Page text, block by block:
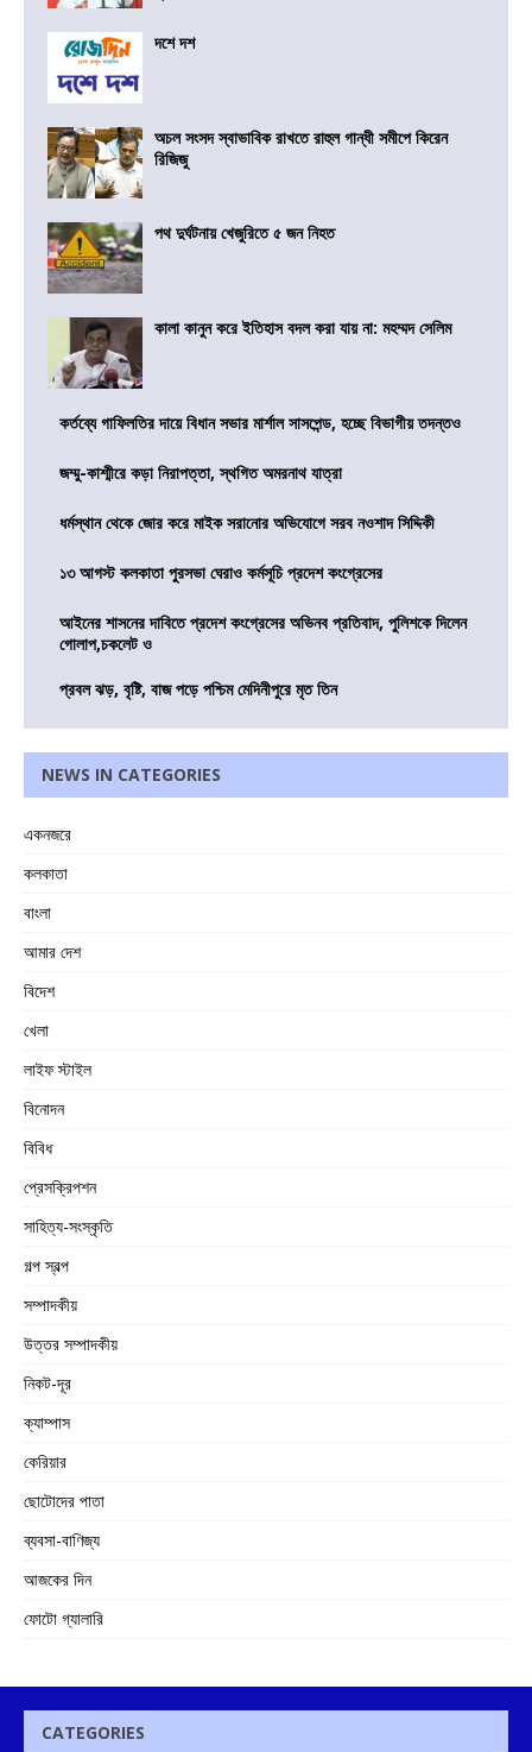
দশে দশ
অচল সংসদ স্বাভাবিক রাখতে রাহুল গান্ধী সমীপে কিরেন
রিজিজু
পথ দুর্ঘটনায় খেজুরিতে ৫ জন নিহত
কালা কানুন করে ইতিহাস বদল করা যায় না: মহম্মদ সেলিম
কর্তব্যে গাফিলতির দায়ে বিধান সভার মার্শাল সাসপেন্ড, হচ্ছে বিভাগীয় তদন্তও
জম্মু-কাশ্মীরে কড়া নিরাপত্তা, স্থগিত অমরনাথ যাত্রা
ধর্মস্থান থেকে জোর করে মাইক সরানোর অভিযোগে সরব নওশাদ সিদ্দিকী
১৩ আগস্ট কলকাতা পুরসভা ঘেরাও কর্মসূচি প্রদেশ কংগ্রেসের
আইনের শাসনের দাবিতে প্রদেশ কংগ্রেসের অভিনব প্রতিবাদ, পুলিশকে দিলেন
গোলাপ,চকলেট ও
প্রবল ঝড়, বৃষ্টি, বাজ পড়ে পশ্চিম মেদিনীপুরে মৃত তিন
NEWS IN CATEGORIES
একনজরে
কলকাতা
বাংলা
আমার দেশ
বিদেশ
খেলা
লাইফ স্টাইল
বিনোদন
বিবিধ
প্রেসক্রিপশন
সাহিত্য-সংস্কৃতি
গল্প স্বল্প
সম্পাদকীয়
উত্তর সম্পাদকীয়
নিকট-দূর
ক্যাম্পাস
কেরিয়ার
ছোটোদের পাতা
ব্যবসা-বাণিজ্য
আজকের দিন
ফোটো গ্যালারি
CATEGORIES